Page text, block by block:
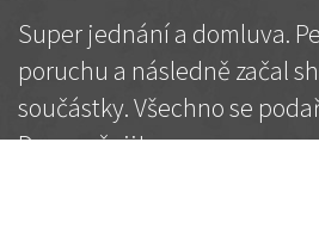
Super jednání a domluva.
poruchu a následně začal
součástky. Všechno se
Doporučuji!